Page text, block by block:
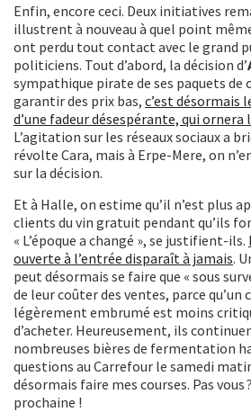
Enfin, encore ceci. Deux initiatives
illustrent à nouveau à quel point
ont perdu tout contact avec le grand
politiciens. Tout d’abord, la décision d’
sympathique pirate de ses paquets de
garantir des prix bas, c’est désormais
d’une fadeur désespérante, qui ornera
L’agitation sur les réseaux sociaux a
révolte Cara, mais à Erpe-Mere, on
sur la décision.
Et à Halle, on estime qu’il n’est plus
clients du vin gratuit pendant qu’ils
« L’époque a changé », se justifient-ils.
ouverte à l’entrée disparaît à jamais.
peut désormais se faire que « sous
de leur coûter des ventes, parce qu’un
légèrement embrumé est moins
d’acheter. Heureusement, ils
nombreuses bières de fermentation
questions au Carrefour le samedi
désormais faire mes courses. Pas vous
prochaine !